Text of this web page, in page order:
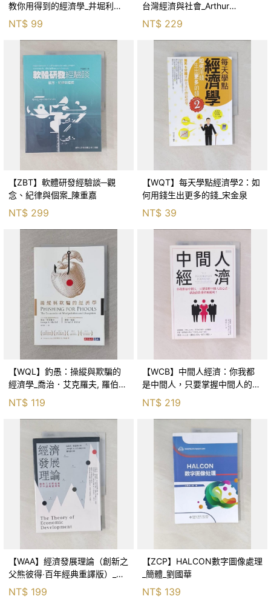
教你用得到的經濟學_井堀利宏,
陳昭蓉
NT$ 99
台灣經濟與社會_Arthur
Sakamoto, 川上桃子, 王振寰
NT$ 229
【ZBT】軟體研發經驗談─觀
念、紀律與個案_陳重嘉
NT$ 299
【WQT】每天學點經濟學2：如
何用錢生出更多的錢_宋金泉
NT$ 39
【WQL】釣愚：操縱與欺騙的
經濟學_喬治．艾克羅夫, 羅伯．
席勒, 廖月娟
NT$ 119
【WCB】中間人經濟：你我都
是中間人，只要掌握中間人的心
法，就能創造價值與獲利！_瑪
NT$ 219
【WAA】經濟發展理論（創新之
父熊彼得‧百年經典重譯版）_約
瑟夫．熊彼得, 蕭美惠
NT$ 199
【ZCP】HALCON數字圖像處理
_簡體_劉國華
NT$ 139